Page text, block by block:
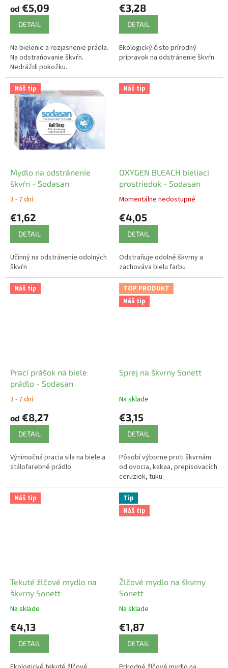
od €5,09
DETAIL
Na bielenie a rozjasnenie prádla.
Na odstraňovanie škvŕn.
Nedráždi pokožku.
€3,28
DETAIL
Ekologický čisto prírodný
prípravok na odstránenie škvŕn.
Náš tip
Mydlo na odstránenie
škvŕn - Sodasan
3 - 7 dní
€1,62
DETAIL
Učinný na odstránenie odolných
škvŕn
Náš tip
OXYGEN BLEACH bieliaci
prostriedok - Sodasan
Momentálne nedostupné
€4,05
DETAIL
Odstraňuje odolné škvrny a
zachováva bielu farbu
Náš tip
Prací prášok na biele
prádlo - Sodasan
3 - 7 dní
od €8,27
DETAIL
Výnimočná pracia sila na biele a
stálofarebné prádlo
TOP PRODUKT
Náš tip
Sprej na škvrny Sonett
Na sklade
€3,15
DETAIL
Pôsobí výborne proti škvrnám
od ovocia, kakaa, prepisovacích
ceruziek, tuku.
Náš tip
Tekuté žlčové mydlo na
škvrny Sonett
Na sklade
€4,13
DETAIL
Tip
Náš tip
Žlčové mydlo na škvrny
Sonett
Na sklade
€1,87
DETAIL